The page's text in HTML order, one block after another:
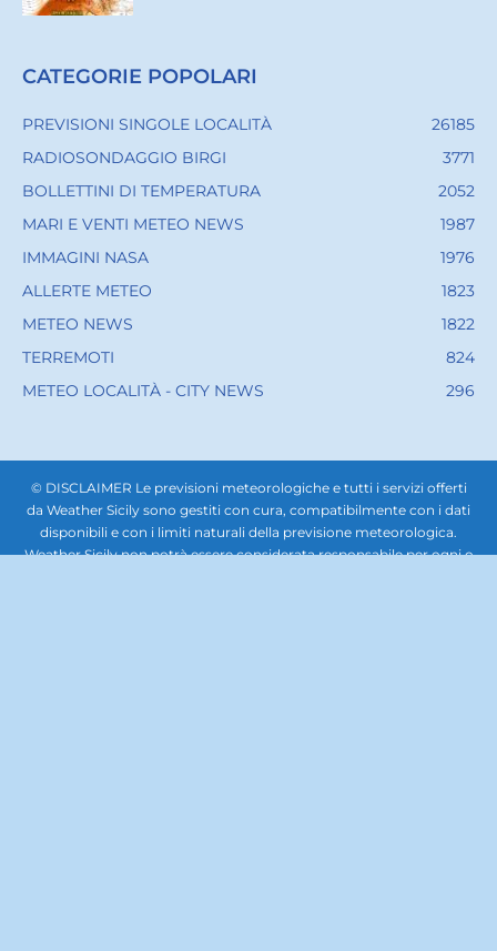
CATEGORIE POPOLARI
PREVISIONI SINGOLE LOCALITÀ
26185
RADIOSONDAGGIO BIRGI
3771
BOLLETTINI DI TEMPERATURA
2052
MARI E VENTI METEO NEWS
1987
IMMAGINI NASA
1976
ALLERTE METEO
1823
METEO NEWS
1822
TERREMOTI
824
METEO LOCALITÀ - CITY NEWS
296
© DISCLAIMER Le previsioni meteorologiche e tutti i servizi offerti
da Weather Sicily sono gestiti con cura, compatibilmente con i dati
disponibili e con i limiti naturali della previsione meteorologica.
Weather Sicily non potrà essere considerata responsabile per ogni o